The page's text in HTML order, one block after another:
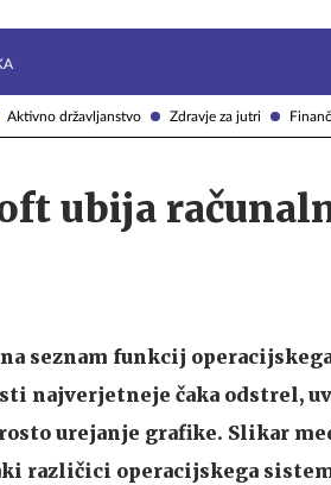
Aktivno državljanstvo Zdravje za jutri
ubija
seznam funkcij
najverjetneje čaka odstrel,
urejanje grafike. Slikar
različici operacijskega